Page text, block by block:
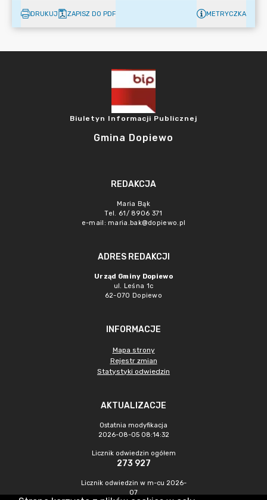
DRUKUJ ZAPISZ DO PDF METRYCZKA
Biuletyn Informacji Publicznej
Gmina Dopiewo
REDAKCJA
Maria Bąk
Tel. 61/ 8906 371
e-mail: maria.bak@dopiewo.pl
ADRES REDAKCJI
Urząd Gminy Dopiewo
ul. Leśna 1c
62-070 Dopiewo
INFORMACJE
Mapa strony
Rejestr zmian
Statystyki odwiedzin
AKTUALIZACJE
Ostatnia modyfikacja
2026-08-05 08:14:32
Licznik odwiedzin ogółem
273 927
Licznik odwiedzin w m-cu 2026-
07